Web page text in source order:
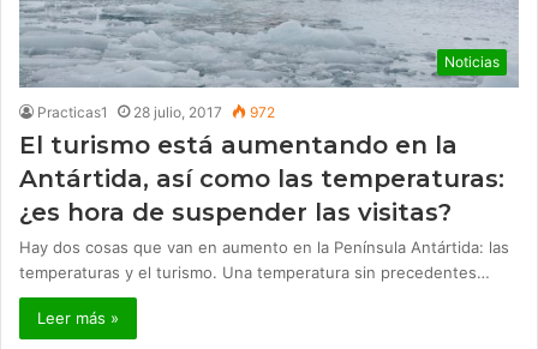
Noticias
Practicas1 28 julio, 2017 972
El turismo está aumentando en la
Antártida, así como las temperaturas:
¿es hora de suspender las visitas?
Hay dos cosas que van en aumento en la Península Antártida: las
temperaturas y el turismo. Una temperatura sin precedentes…
Leer más »